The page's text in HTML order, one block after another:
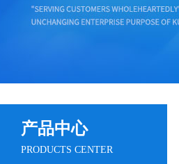
产品中心
PRODUCTS CENTER